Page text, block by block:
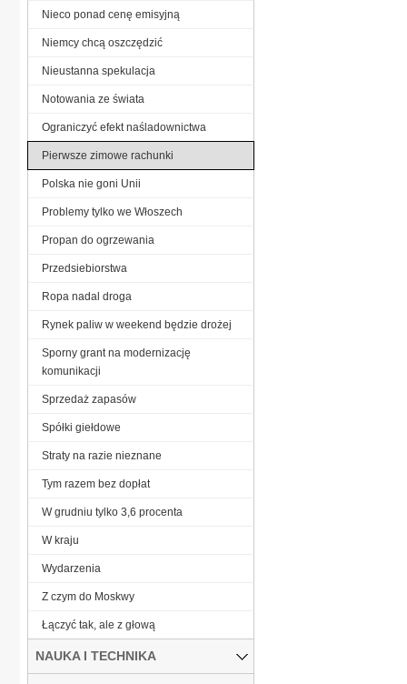
Nieco ponad cenę emisyjną
Niemcy chcą oszczędzić
Nieustanna spekulacja
Notowania ze świata
Ograniczyć efekt naśladownictwa
Pierwsze zimowe rachunki
Polska nie goni Unii
Problemy tylko we Włoszech
Propan do ogrzewania
Przedsiebiorstwa
Ropa nadal droga
Rynek paliw w weekend będzie drożej
Sporny grant na modernizację
komunikacji
Sprzedaż zapasów
Spółki giełdowe
Straty na razie nieznane
Tym razem bez dopłat
W grudniu tylko 3,6 procenta
W kraju
Wydarzenia
Z czym do Moskwy
Łączyć tak, ale z głową
NAUKA I TECHNIKA